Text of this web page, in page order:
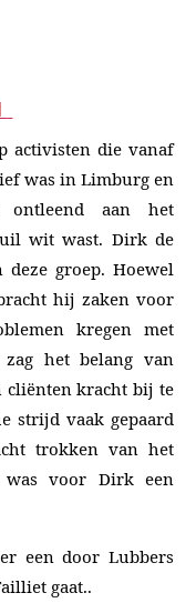
activisten die vanaf
was in Limburg en
ontleend aan het
wit wast. Dirk de
groep. Hoewel
hij zaken voor
kregen met
het belang van
cliënten kracht bij te
strijd vaak gepaard
trokken van het
was voor Dirk een
een door Lubbers
gaat..